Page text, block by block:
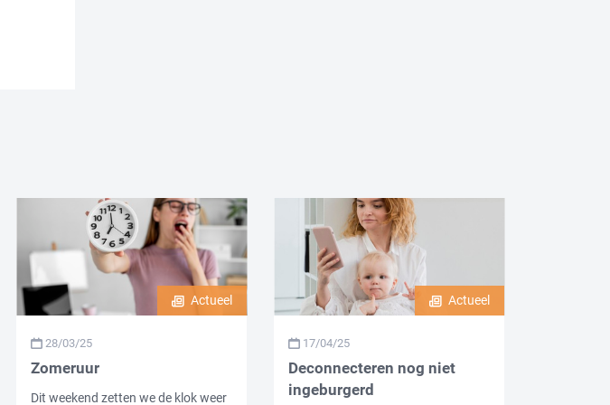
Actueel
28/03/25
Zomeruur
Dit weekend zetten we de klok weer
Actueel
17/04/25
Deconnecteren nog niet
ingeburgerd